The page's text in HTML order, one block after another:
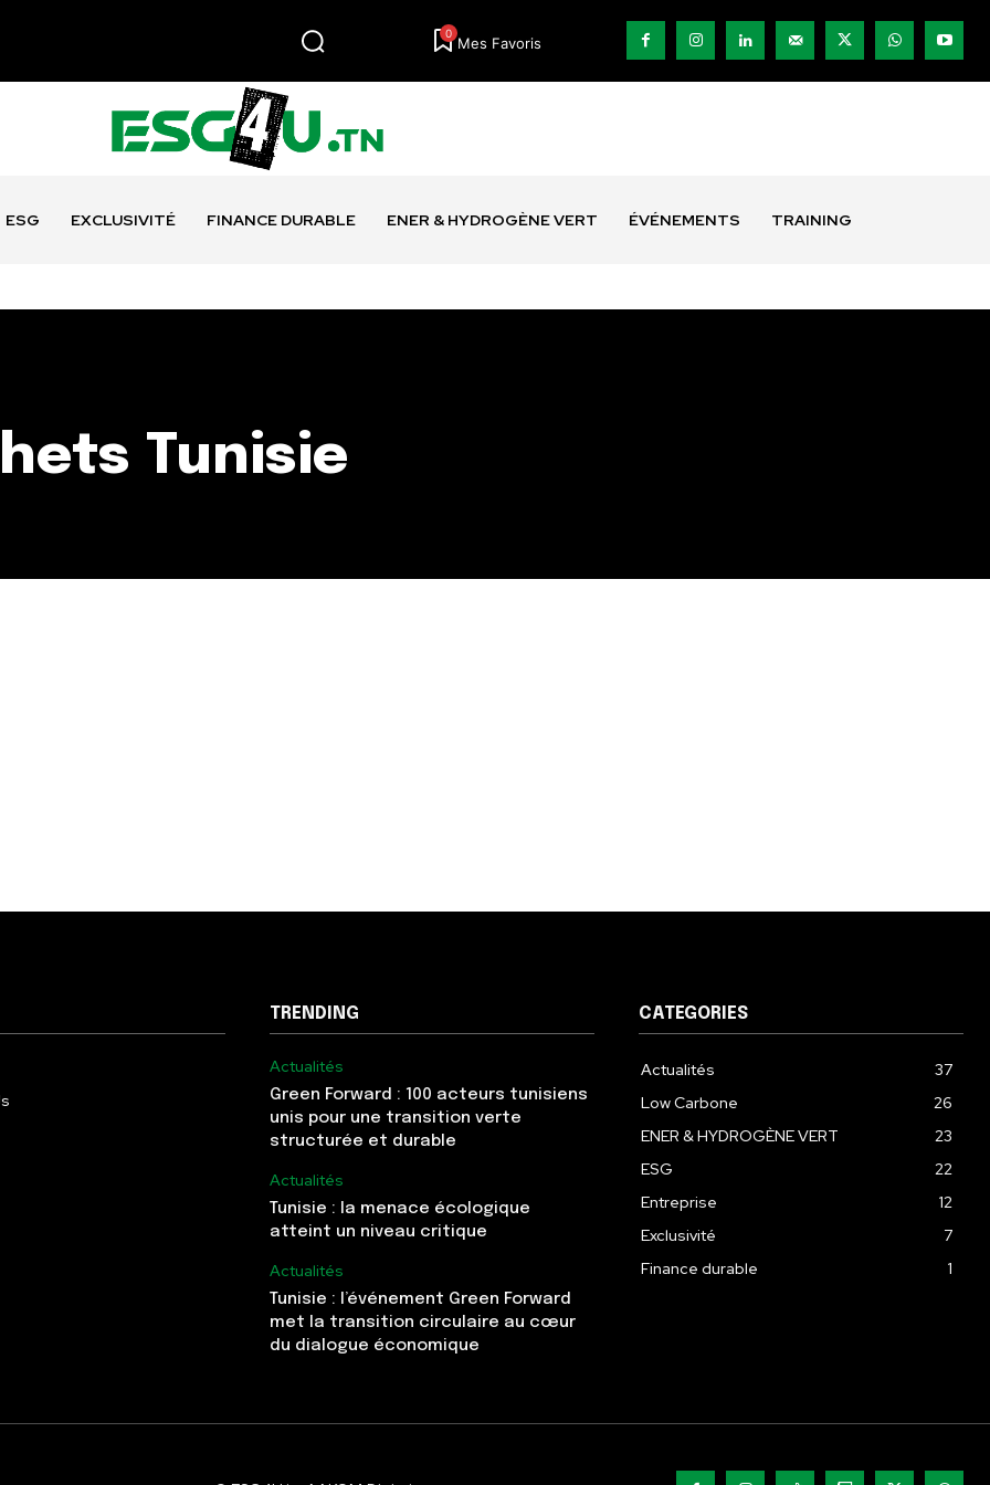
0
Mes Favoris
ESG EXCLUSIVITÉ FINANCE DURABLE ENER & HYDROGÈNE VERT ÉVÉNEMENTS TRAINING
Tunisie
TRENDING
Actualités
Green Forward : 100 acteurs tunisiens
unis pour une transition verte
structurée et durable
Actualités
Tunisie : la menace écologique
atteint un niveau critique
Actualités
Tunisie : l’événement Green Forward
met la transition circulaire au cœur
du dialogue économique
CATEGORIES
Actualités
37
Low Carbone
26
ENER & HYDROGÈNE VERT
23
ESG
22
Entreprise
12
Exclusivité
7
Finance durable
1